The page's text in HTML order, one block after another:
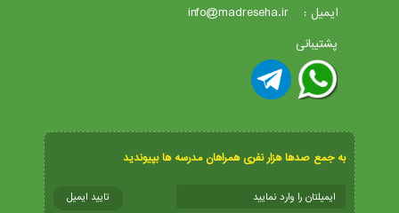
ایمیل : info@madreseha.ir
پشتیبانی
به جمع صدها هزار نفری همراهان مدرسه ها بپیوندید